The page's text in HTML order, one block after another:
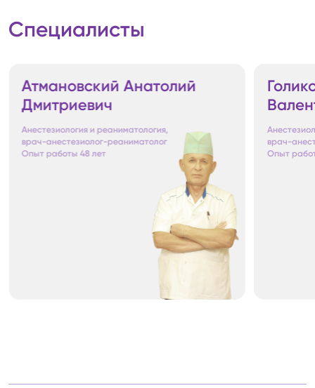
Специалисты
Атмановский Анатолий
Дмитриевич
Анестезиология и реаниматология,
врач-анестезиолог-реаниматолог
Опыт работы48 лет
врач-
Опыт